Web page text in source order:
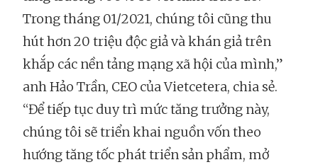
Trong tháng 01/2021, chúng tôi cũng thu
hút hơn 20 triệu độc giả và khán giả trên
khắp các nền tảng mạng xã hội của mình,”
anh Hảo Trần, CEO của Vietcetera, chia sẻ.
“Để tiếp tục duy trì mức tăng trưởng này,
chúng tôi sẽ triển khai nguồn vốn theo
hướng tăng tốc phát triển sản phẩm, mở